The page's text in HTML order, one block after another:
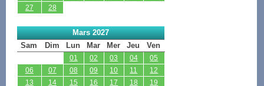
27
28
Mars 2027
Sam
Dim Lun Mar Mer Jeu Ven
01 02 03 04
05
06
07 08 09 10 11
12
13
14 15 16 17 18
19